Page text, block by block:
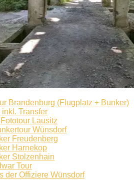
Brandenburg (Flugplatz + Bunker)
inkl. Transfer
Lausitz
Wünsdorf
Freudenberg
Harnekop
Stolzenhain
Tour
der Offiziere Wünsdorf